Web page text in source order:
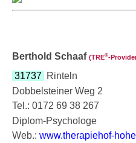
Berthold Schaaf (TRE®
31737 Rinteln
Dobbelsteiner Weg 2
Tel.: 0172 69 38 267
Diplom-Psychologe
Web.: www.therapiehof-